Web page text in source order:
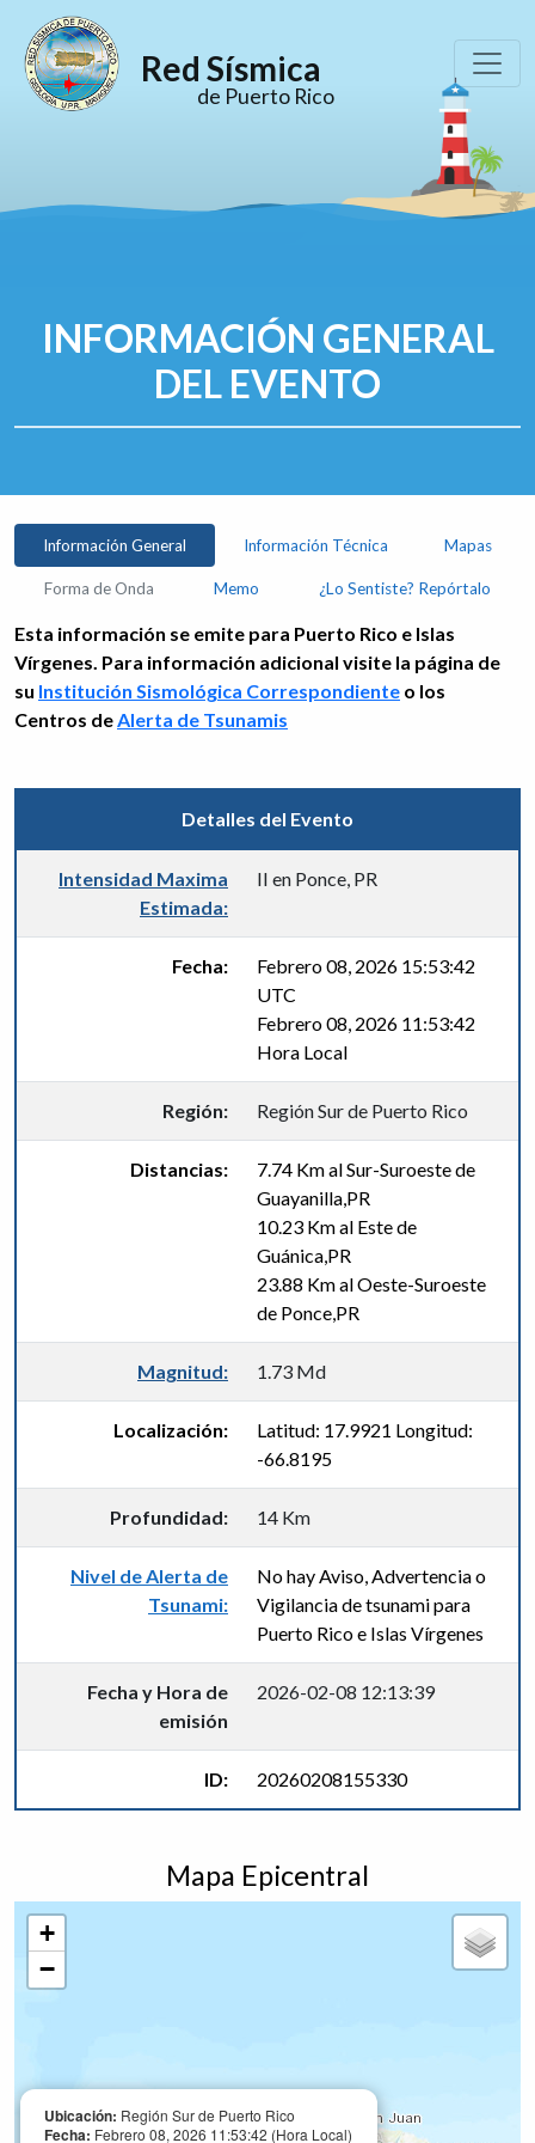
Red Sísmica
de Puerto Rico
INFORMACIÓN GENERAL
DEL EVENTO
Información General Información Técnica Mapas
Forma de Onda Memo ¿Lo Sentiste? Repórtalo
Esta información se emite para Puerto Rico e Islas
Vírgenes. Para información adicional visite la página de
su Institución Sismológica Correspondiente o los
Centros deAlerta de Tsunamis
Detalles del Evento
Intensidad Maxima
Estimada:
II en Ponce, PR
Fecha:
Febrero 08, 2026 15:53:42
UTC
Febrero 08, 2026 11:53:42
Hora Local
Región: Región Sur de Puerto Rico
Distancias:
7.74 Km al Sur-Suroeste de
Guayanilla,PR
10.23 Km al Este de
Guánica,PR
23.88 Km al Oeste-Suroeste
de Ponce,PR
Magnitud: 1.73 Md
Localización:
Latitud: 17.9921 Longitud:
-66.8195
Profundidad: 14 Km
Nivel de Alerta de
Tsunami:
No hay Aviso, Advertencia o
Vigilancia de tsunami para
Puerto Rico e Islas Vírgenes
Fecha y Hora de
emisión
2026-02-08 12:13:39
ID: 20260208155330
Mapa Epicentral
Ubicación: Región Sur de Puerto Rico
Fecha: Febrero 08, 2026 11:53:42 (Hora Local)
+
−